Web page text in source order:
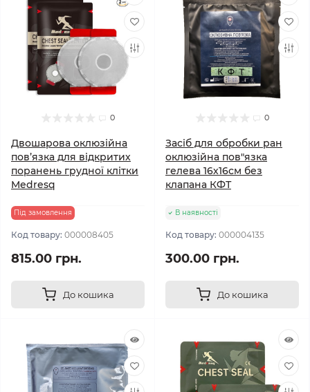
0
Двошарова оклюзійна
пов’язка для відкритих
поранень грудної клітки
Medresq
Під замовлення
Код товару: 000008405
815.00 грн.
До кошика
0
Засіб для обробки ран
оклюзійна пов"язка
гелева 16х16см без
клапана КФТ
В наявності
Код товару: 000004135
300.00 грн.
До кошика